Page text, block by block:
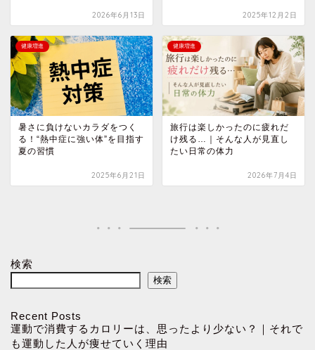
2026年6月13日 2025年12月2日
健康増進
暑さに負けないカラダをつく
る！“熱中症に強い体”を目指す
夏の習慣
2025年6月21日
健康増進
旅行は楽しかったのに疲れだ
け残る…｜そんな人が見直し
たい日常の体力
2026年7月4日
検索
検索
Recent Posts
運動で消費するカロリーは、思ったより少ない？｜それで
も運動した人が痩せていく理由